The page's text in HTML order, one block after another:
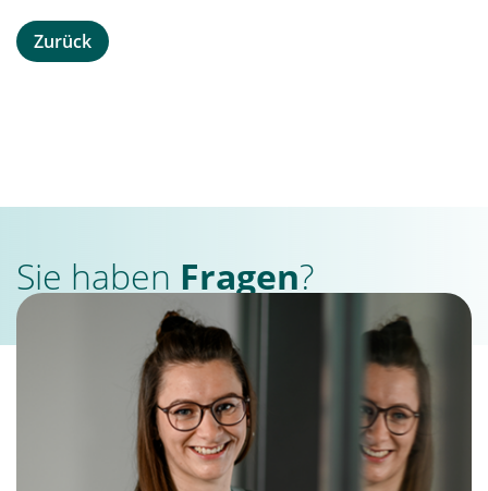
Zurück
Sie haben Fragen?